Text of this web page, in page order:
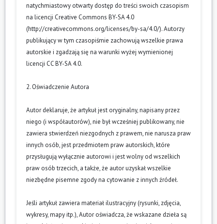
natychmiastowy otwarty dostęp do treści swoich czasopism
na licencji Creative Commons BY-SA 4.0
(http://creativecommons.org/licenses/by-sa/4.0/). Autorzy
publikujący w tym czasopiśmie zachowują wszelkie prawa
autorskie i zgadzają się na warunki wyżej wymienionej
licencji CC BY-SA 4.0.
2. Oświadczenie Autora
Autor deklaruje, że artykuł jest oryginalny, napisany przez
niego (i współautorów), nie był wcześniej publikowany, nie
zawiera stwierdzeń niezgodnych z prawem, nie narusza praw
innych osób, jest przedmiotem praw autorskich, które
przysługują wyłącznie autorowi i jest wolny od wszelkich
praw osób trzecich, a także, że autor uzyskał wszelkie
niezbędne pisemne zgody na cytowanie z innych źródeł.
Jeśli artykuł zawiera materiał ilustracyjny (rysunki, zdjęcia,
wykresy, mapy itp.), Autor oświadcza, że wskazane dzieła są